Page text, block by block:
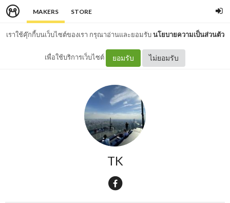
MAKERS STORE
เราใช้คุ๊กกี้บนเว็บไซต์ของเรา กรุณาอ่านและยอมรับนโยบายความเป็นส่วนตัว
เพื่อใช้บริการเว็บไซต์ ยอมรับ ไม่ยอมรับ
TK